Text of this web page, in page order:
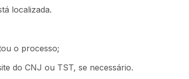
localizada.
o processo;
do CNJ ou TST, se necessário.